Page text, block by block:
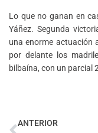
Lo que no ganan en
Yáñez. Segunda
una enorme actuación
por delante los
bilbaína, con un parcial
ANTERIOR